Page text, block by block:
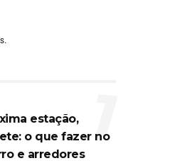
estação,
o que fazer no
e arredores 1